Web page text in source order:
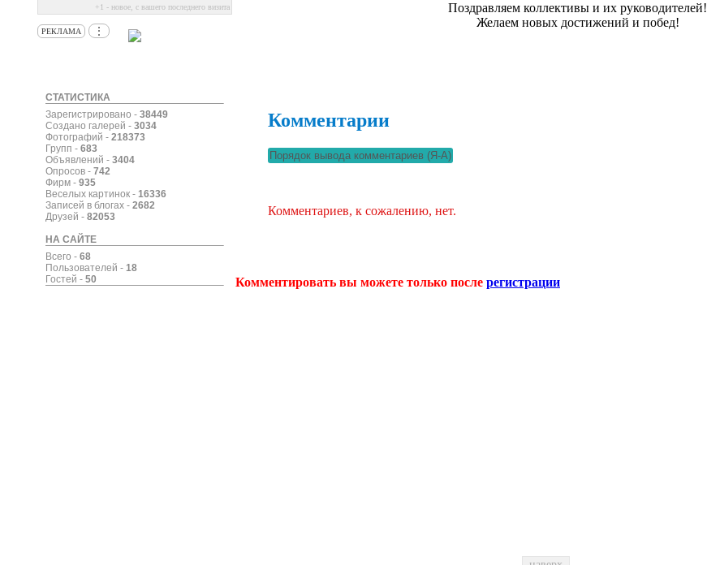
+1 - новое, с вашего последнего визита
РЕКЛАМА ⋮
СТАТИСТИКА
Зарегистрировано - 38449
Создано галерей - 3034
Фотографий - 218373
Групп - 683
Объявлений - 3404
Опросов - 742
Фирм - 935
Веселых картинок - 16336
Записей в блогах - 2682
Друзей - 82053
НА САЙТЕ
Всего - 68
Пользователей - 18
Гостей - 50
Поздравляем коллективы и их руководителей!
Желаем новых достижений и побед!
Комментарии
Комментариев, к сожалению, нет.
Комментировать вы можете только после регистрации